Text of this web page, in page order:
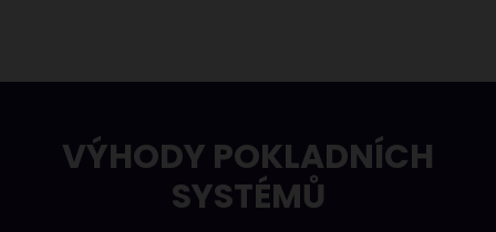
VÝHODY POKLADNÍCH
SYSTÉMŮ